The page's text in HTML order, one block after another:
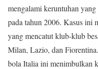
mengalami keruntuhan
pada tahun 2006. Kasus ini
yang mencatut klub-klub
Milan, Lazio, dan
bola Italia ini menimbulkan